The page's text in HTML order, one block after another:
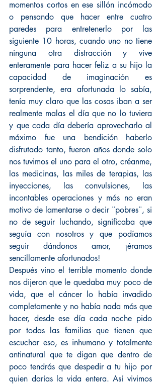
momentos cortos en ese sillón incómodo
o pensando que hacer entre cuatro
paredes para entretenerlo por las
siguiente 10 horas, cuando uno no tiene
ninguna otra distracción y vive
enteramente para hacer feliz a su hijo la
capacidad de imaginación es
sorprendente, era afortunada lo sabía,
tenía muy claro que las cosas iban a ser
realmente malas el día que no lo tuviera
y que cada día debería aprovecharlo al
máximo fue una bendición haberlo
disfrutado tanto, fueron años donde solo
nos tuvimos el uno para el otro, créanme,
las medicinas, las miles de terapias, las
inyecciones, las convulsiones, las
incontables operaciones y más no eran
motivo de lamentarse o decir ¨pobres¨, si
no de seguir luchando, significaba que
seguía con nosotros y que podíamos
seguir dándonos amor, ¡éramos
sencillamente afortunados!
Después vino el terrible momento donde
nos dijeron que le quedaba muy poco de
vida, que el cáncer lo había invadido
completamente y no había nada más que
hacer, desde ese día cada noche pido
por todas las familias que tienen que
escuchar eso, es inhumano y totalmente
antinatural que te digan que dentro de
poco tendrás que despedir a tu hijo por
quien darías la vida entera. Así vivimos